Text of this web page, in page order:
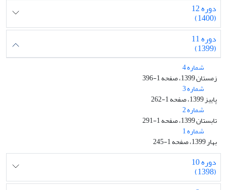
دوره 12
(1400)
دوره 11
(1399)
شماره 4
زمستان 1399، صفحه 1-396
شماره 3
پاییز 1399، صفحه 1-262
شماره 2
تابستان 1399، صفحه 1-291
شماره 1
بهار 1399، صفحه 1-245
دوره 10
(1398)